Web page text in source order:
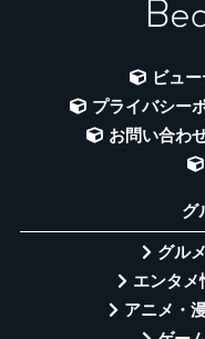
ビュ
プライバシー
お問い合わ
グ
グル
エンタメ
アニメ・